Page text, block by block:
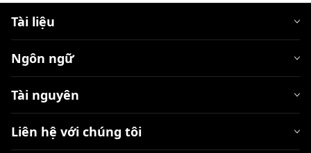
Tài liệu
Ngôn ngữ
Tài nguyên
Liên hệ với chúng tôi